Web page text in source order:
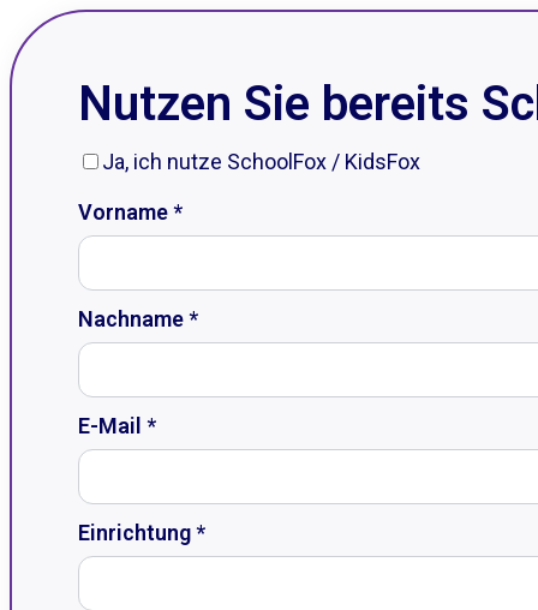
Nutzen Sie bereits
Ja, ich nutze SchoolFox / KidsFox
Vorname *
Nachname *
E-Mail *
Einrichtung *